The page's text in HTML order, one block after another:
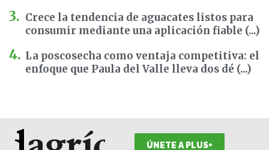
Crece la tendencia de aguacates listos para
consumir mediante una aplicación fiable (...)
La poscosecha como ventaja competitiva: el
enfoque que Paula del Valle lleva dos dé (...)
ÚNETE A PLUS+